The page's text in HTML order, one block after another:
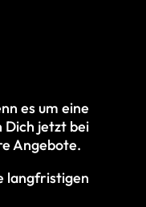
es um eine
Dich jetzt bei
Angebote.
langfristigen